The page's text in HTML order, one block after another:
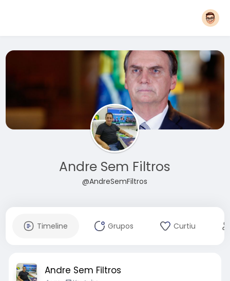
Andre Sem Filtros
@AndreSemFiltros
Timeline Grupos Curtiu
Andre Sem Filtros